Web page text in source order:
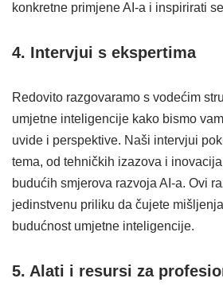
konkretne primjene AI-a i inspirirati
4. Intervjui s ekspertima
Redovito razgovaramo s vodećim
umjetne inteligencije kako bismo
uvide i perspektive. Naši intervjui
tema, od tehničkih izazova i
budućih smjerova razvoja AI-a. Ovi
jedinstvenu priliku da čujete
budućnost umjetne inteligencije.
5. Alati i resursi za